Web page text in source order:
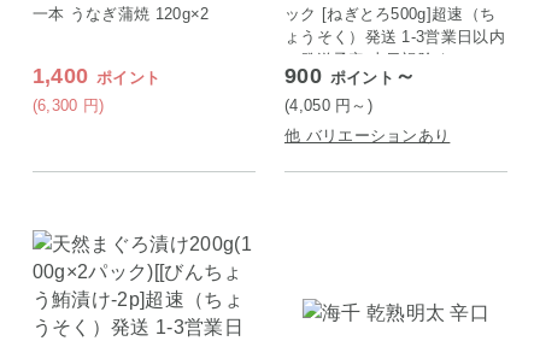
一本 うなぎ蒲焼 120g×2
1,400 ポイント
(6,300 円)
ック [ねぎとろ500g]超速（ち
ょうそく）発送 1-3営業日以内
に発送予定 土日祝除く
900 ポイント ～
(4,050 円 ～)
他 バリエーションあり